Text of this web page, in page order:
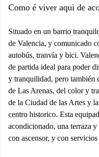
Como é viver aqui de
Situado en un barrio
de Valencia, y comunicado
autobús, tranvía y bici.
de partida ideal para poder
y tranquilidad, pero también
de Las Arenas, del color y
de la Ciudad de las Artes y
centro historico. Esta
acondicionado, una terraza
con ascensor, y con